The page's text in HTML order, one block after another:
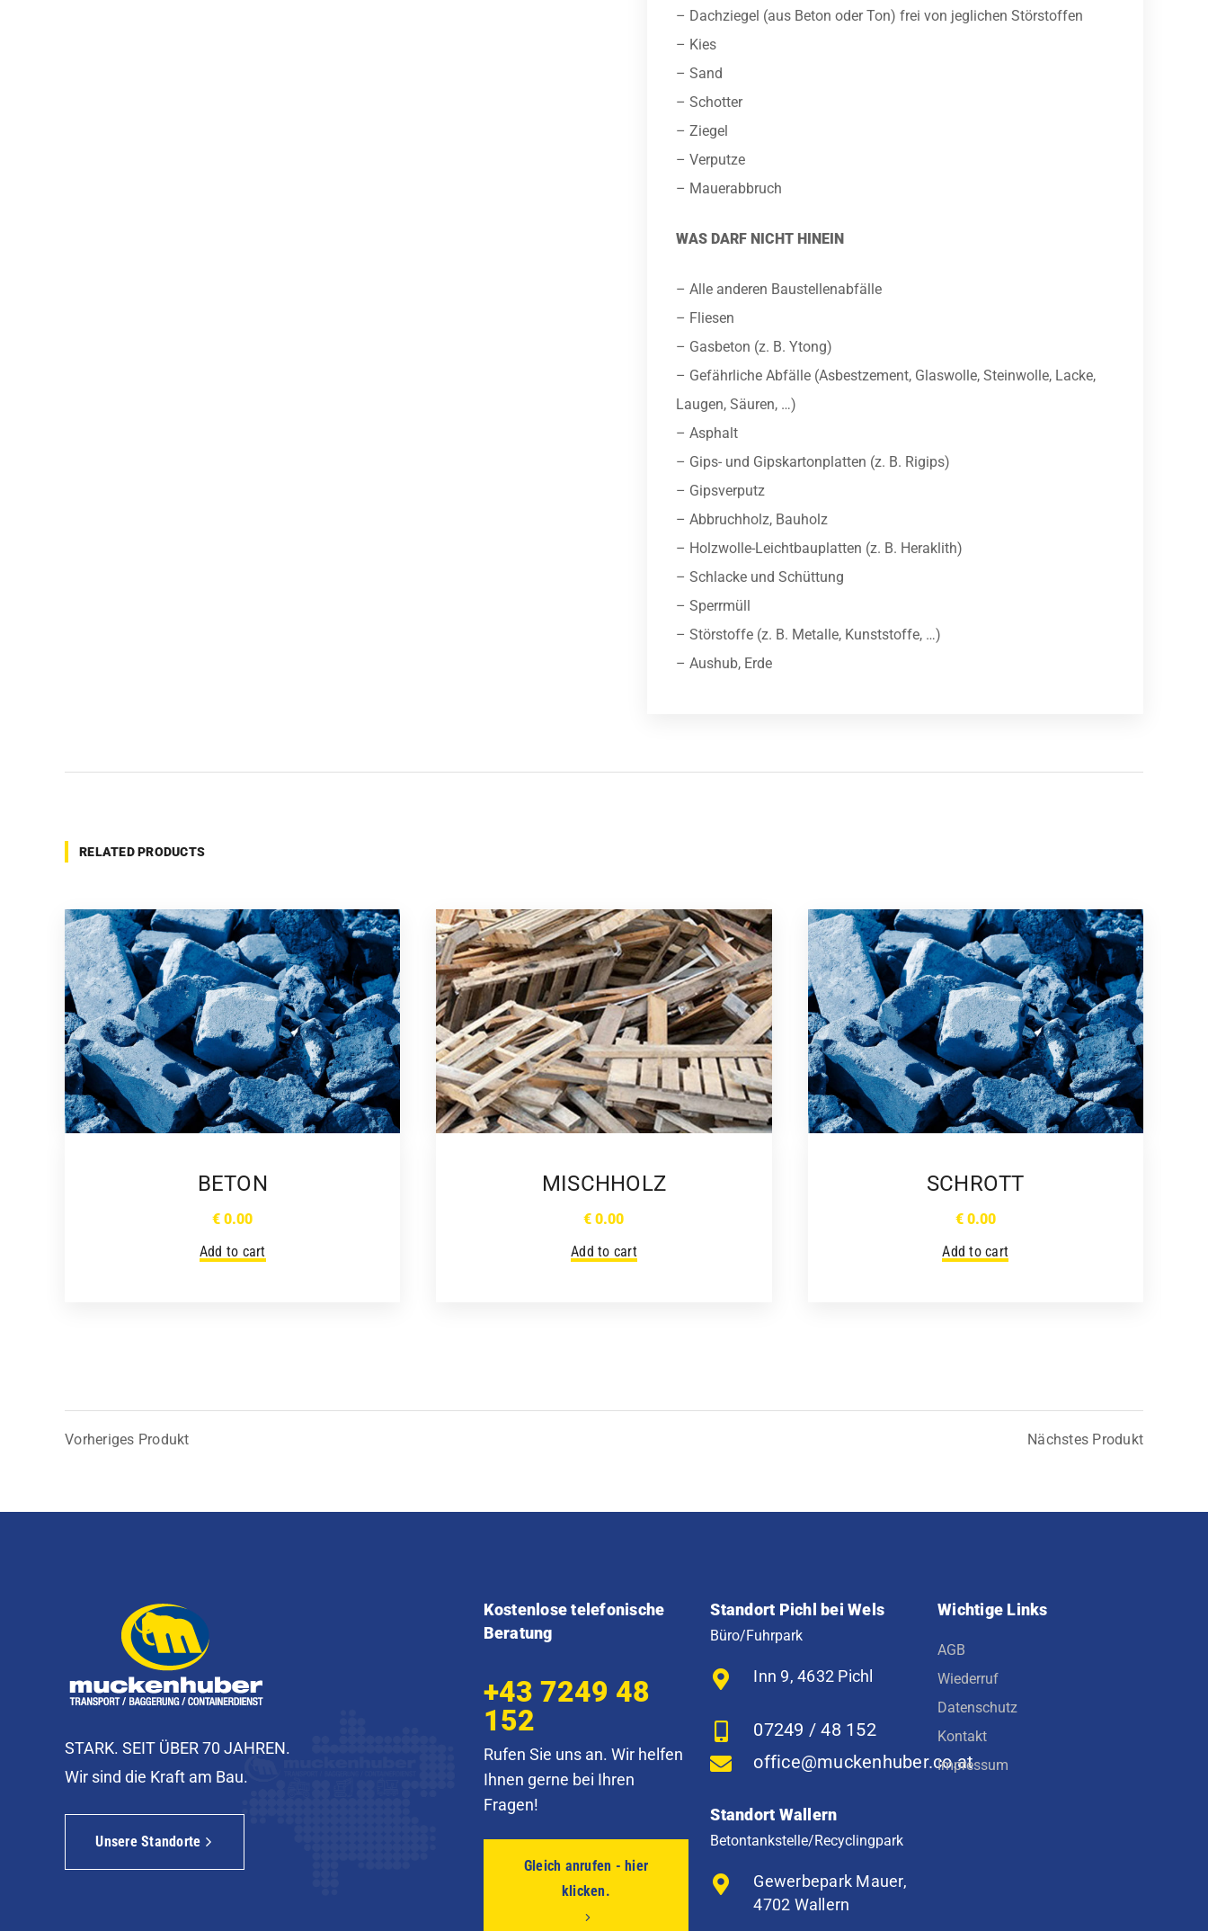
– Dachziegel (aus Beton oder Ton) frei von jeglichen Störstoffen
– Kies
– Sand
– Schotter
– Ziegel
– Verputze
– Mauerabbruch
WAS DARF NICHT HINEIN
– Alle anderen Baustellenabfälle
– Fliesen
– Gasbeton (z. B. Ytong)
– Gefährliche Abfälle (Asbestzement, Glaswolle, Steinwolle, Lacke,
Laugen, Säuren, …)
– Asphalt
– Gips- und Gipskartonplatten (z. B. Rigips)
– Gipsverputz
– Abbruchholz, Bauholz
– Holzwolle-Leichtbauplatten (z. B. Heraklith)
– Schlacke und Schüttung
– Sperrmüll
– Störstoffe (z. B. Metalle, Kunststoffe, …)
– Aushub, Erde
RELATED PRODUCTS
BETON
€ 0.00
Add to cart
MISCHHOLZ
€ 0.00
Add to cart
SCHROTT
€0.00
Add to cart
Vorheriges Produkt Nächstes Produkt
STARK. SEIT ÜBER 70 JAHREN.
Wir sind die Kraft am Bau.
Unsere Standorte
Kostenlose telefonische
Beratung
+43 7249 48
152
Rufen Sie uns an. Wir helfen
Ihnen gerne bei Ihren
Fragen!
Gleich anrufen - hier
klicken.
Standort Pichl bei Wels
Büro/Fuhrpark
Inn 9, 4632 Pichl
07249 / 48 152
office@muckenhuber.co.at
Standort Wallern
Betontankstelle/Recyclingpark
Gewerbepark Mauer,
4702 Wallern
Wichtige Links
AGB
Wiederruf
Datenschutz
Kontakt
Impressum